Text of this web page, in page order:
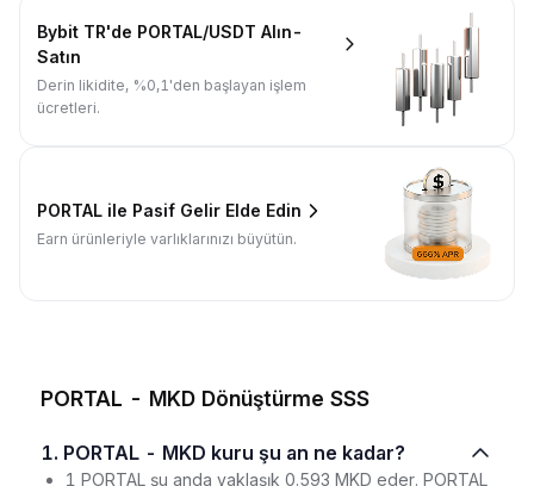
Bybit TR'de PORTAL/USDT Alın-
Satın
Derin likidite, %0,1'den başlayan işlem
ücretleri.
PORTAL ile Pasif Gelir Elde Edin
Earn ürünleriyle varlıklarınızı büyütün.
PORTAL - MKD Dönüştürme SSS
1. PORTAL - MKD kuru şu an ne kadar?
1 PORTAL şu anda yaklaşık 0.593 MKD eder. PORTAL